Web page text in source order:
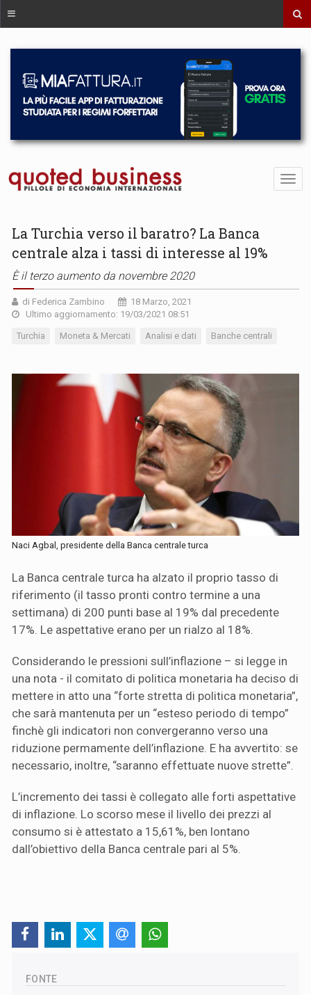
La Turchia verso il baratro? La Banca
centrale alza i tassi di interesse al 19%
È il terzo aumento da novembre 2020
di Federica Zambino
18 Marzo, 2021
Ultimo aggiornamento: 19/03/2021 08:51
Turchia Moneta & Mercati Analisi e dati Banche centrali
Naci Agbal, presidente della Banca centrale turca
La Banca centrale turca ha alzato il proprio tasso di
riferimento (il tasso pronti contro termine a una
settimana) di 200 punti base al 19% dal precedente
17%. Le aspettative erano per un rialzo al 18%.
Considerando le pressioni sull’inflazione – si legge in
una nota - il comitato di politica monetaria ha deciso di
mettere in atto una “forte stretta di politica monetaria”,
che sarà mantenuta per un “esteso periodo di tempo”
finchè gli indicatori non convergeranno verso una
riduzione permamente dell’inflazione. E ha avvertito: se
necessario, inoltre, “saranno effettuate nuove strette”.
L’incremento dei tassi è collegato alle forti aspettative
di inflazione. Lo scorso mese il livello dei prezzi al
consumo si è attestato a 15,61%, ben lontano
dall’obiettivo della Banca centrale pari al 5%.
FONTE